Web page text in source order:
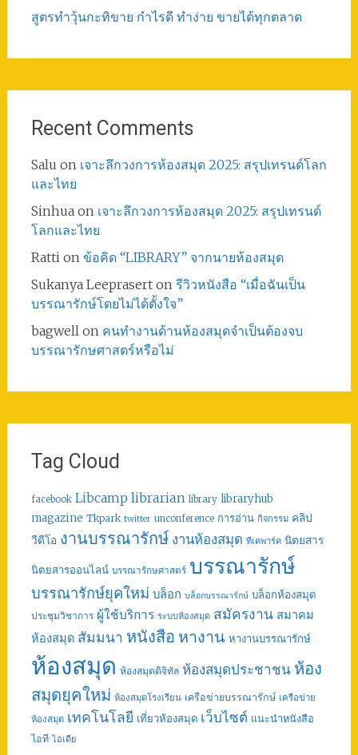
สูตรทําวุ้นกะทิขาย กำไรดี ทำง่าย ขายได้ทุกตลาด
Recent Comments
Salu on เจาะลึกวงการห้องสมุด 2025: สรุปเทรนด์โลก
และไทย
Sinhuaon เจาะลึกวงการห้องสมุด 2025: สรุปเทรนด์
โลกและไทย
Rattion ข้อคิด “LIBRARY” จากนายห้องสมุด
Sukanya Leepraserton รีวิวหนังสือ “เมื่อฉันเป็น
บรรณารักษ์โดยไม่ได้ตั้งใจ”
bagwellon คนทำงานด้านห้องสมุดจำเป็นต้องจบ
บรรณารักษศาสตร์หรือไม่
Tag Cloud
facebook Libcamp librarian library libraryhub
magazine Tkpark twitter unconference การอ่าน กิจกรรม คลิป
วีดีโอ งานบรรณารักษ์ งานห้องสมุด ทีเคพาร์ค นิตยสาร
นิตยสารออนไลน์ บรรณารักษศาสตร์ บรรณารักษ์
บรรณารักษ์ยุคใหม่ บล็อก บล็อกบรรณารักษ์ บล็อกห้องสมุด
ประชุมวิชาการ ผู้ใช้บริการ ระบบห้องสมุด สมัครงาน สมาคม
ห้องสมุด สัมมนา หนังสือ หางาน หางานบรรณารักษ์
ห้องสมุด ห้องสมุดดิจิทัล ห้องสมุดประชาชน ห้อง
สมุดยุคใหม่ ห้องสมุดโรงเรียน เครือข่ายบรรณารักษ์ เครือข่าย
ห้องสมุด เทคโนโลยี เที่ยวห้องสมุด เว็บไซต์ แนะนำหนังสือ
ไอที ไอเดีย